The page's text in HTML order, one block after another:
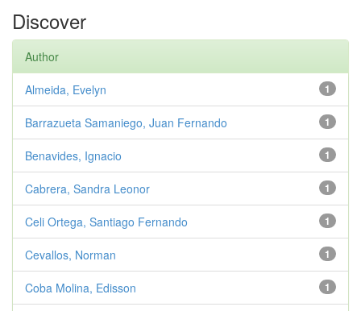
Discover
Author
1
Almeida, Evelyn
1
Barrazueta Samaniego, Juan Fernando
1
Benavides, Ignacio
1
Cabrera, Sandra Leonor
1
Celi Ortega, Santiago Fernando
1
Cevallos, Norman
1
Coba Molina, Edisson